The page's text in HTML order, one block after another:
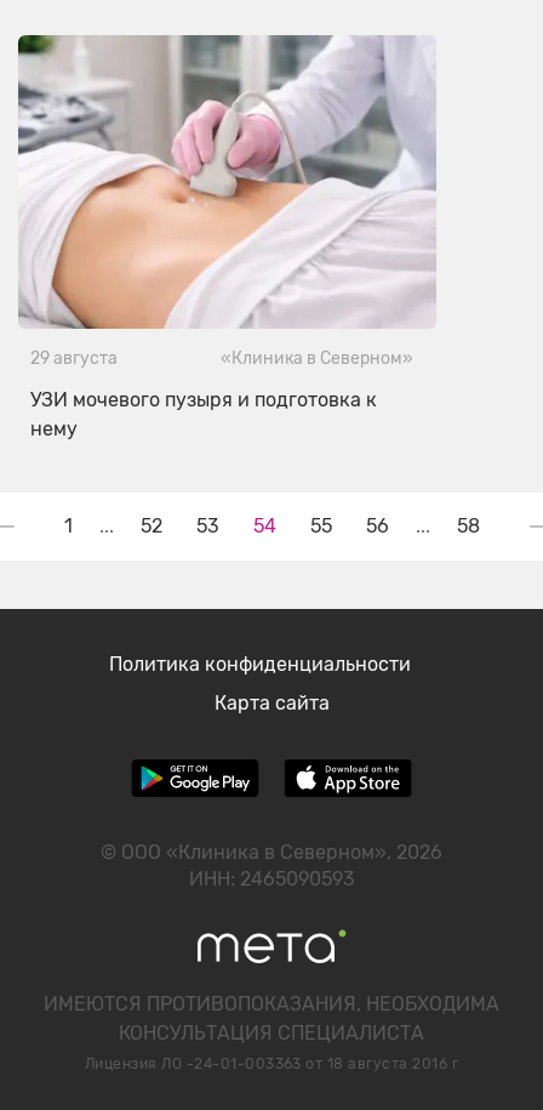
29 августа «Клиника в Северном»
УЗИ мочевого пузыря и подготовка к
нему
1 ... 52 53 54 55 56 ... 58
© ООО «Клиника в Северном», 2026
ИНН: 2465090593
Политика конфиденциальности
Карта сайта
ИМЕЮТСЯ ПРОТИВОПОКАЗАНИЯ, НЕОБХОДИМА
КОНСУЛЬТАЦИЯ СПЕЦИАЛИСТА
Лицензия ЛО -24-01-003363 от 18 августа 2016 г